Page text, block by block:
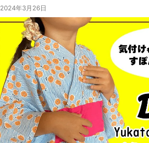
2024年3月26日